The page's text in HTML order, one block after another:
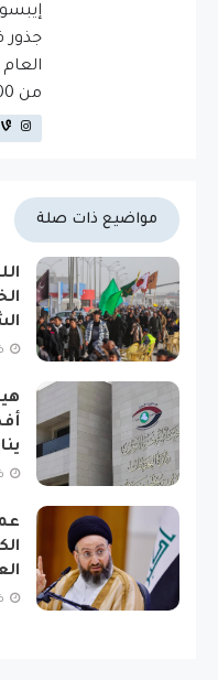
جذور
من 2000 عام في القدم.
مواضيع ذات صلة